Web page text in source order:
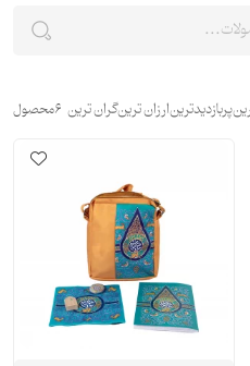
پربازدیدترینارزان ترینگران ترین 6محصول